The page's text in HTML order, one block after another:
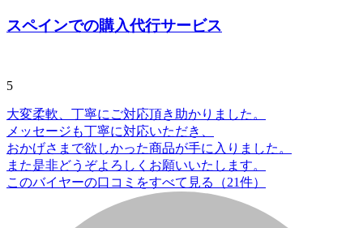
スペインでの購入代行サービス
5
大変柔軟、丁寧にご対応頂き助かりました。
メッセージも丁寧に対応いただき、
おかげさまで欲しかった商品が手に入りました。
また是非どうぞよろしくお願いいたします。
このバイヤーの口コミをすべて見る（21件）